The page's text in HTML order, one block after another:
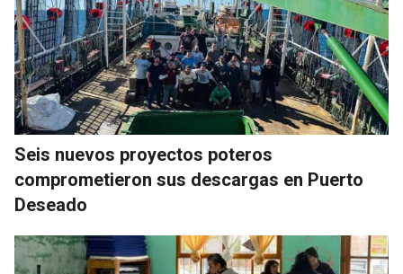
Seis nuevos proyectos poteros
comprometieron sus descargas en Puerto
Deseado